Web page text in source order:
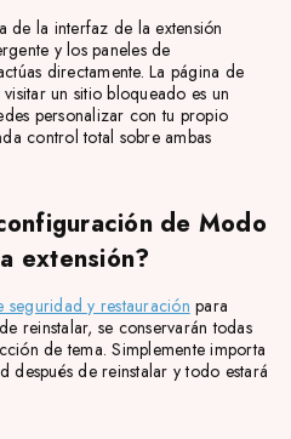
de la interfaz de la extensión
y los paneles de
directamente. La página de
un sitio bloqueado es un
personalizar con tu propio
control total sobre ambas
de Modo
extensión?
y restauración para
reinstalar, se conservarán todas
de tema. Simplemente importa
de reinstalar y todo estará